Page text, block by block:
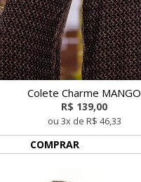
Colete Charme MANGO
R$ 139,00
ou 3x de R$ 46,33
COMPRAR